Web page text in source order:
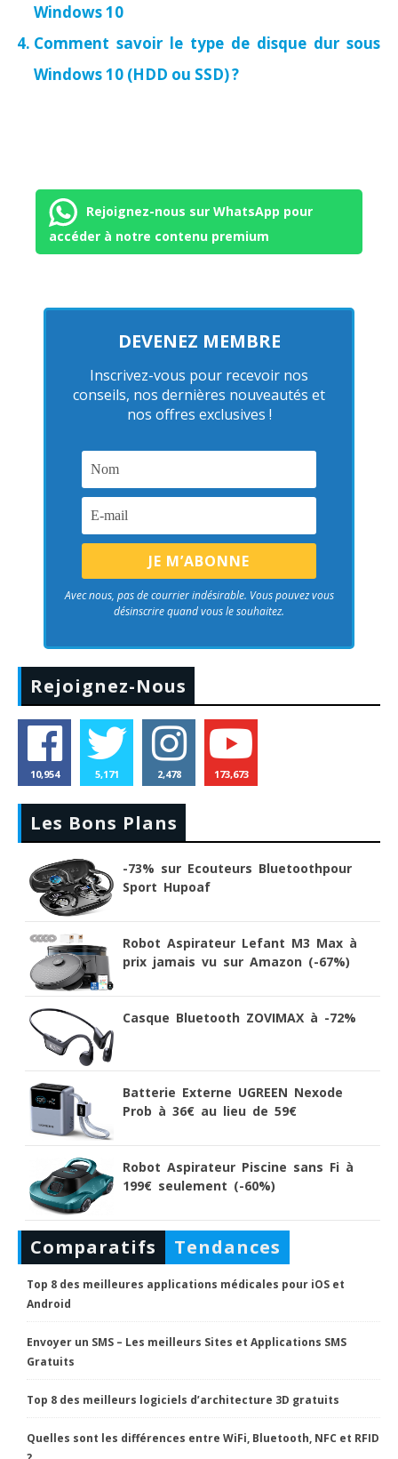
Windows 10
Comment savoir le type de disque dur sous
Windows 10 (HDD ou SSD) ?
Rejoignez-nous sur WhatsApp pour
accéder à notre contenu premium
DEVENEZ MEMBRE
Inscrivez-vous pour recevoir nos
conseils, nos dernières nouveautés et
nos offres exclusives !
Avec nous, pas de courrier indésirable. Vous pouvez vous
désinscrire quand vous le souhaitez.
Rejoignez-Nous
10,954 5,171 2,478 173,673
Les Bons Plans
-73% sur Ecouteurs Bluetoothpour
Sport Hupoaf
Robot Aspirateur Lefant M3 Max à
prix jamais vu sur Amazon (-67%)
Casque Bluetooth ZOVIMAX à -72%
Batterie Externe UGREEN Nexode
Prob à 36€ au lieu de 59€
Robot Aspirateur Piscine sans Fi à
199€ seulement (-60%)
Comparatifs Tendances
Top 8 des meilleures applications médicales pour iOS et
Android
Envoyer un SMS – Les meilleurs Sites et Applications SMS
Gratuits
Top 8 des meilleurs logiciels d’architecture 3D gratuits
Quelles sont les différences entre WiFi, Bluetooth, NFC et RFID